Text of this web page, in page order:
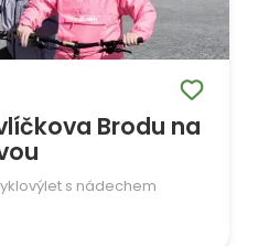
Brodu na
s nádechem